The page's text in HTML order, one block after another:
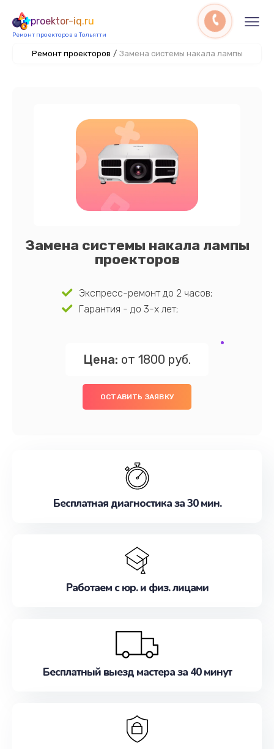
proektor-iq.ru
Ремонт проекторов в Тольятти
Ремонт проекторов / Замена системы накала лампы
Замена системы накала лампы
проекторов
Экспресс-ремонт до 2 часов;
Гарантия - до 3-х лет;
Цена: от 1800 руб.
ОСТАВИТЬ ЗАЯВКУ
Бесплатная диагностика за 30 мин.
Работаем с юр. и физ. лицами
Бесплатный выезд мастера за 40 минут